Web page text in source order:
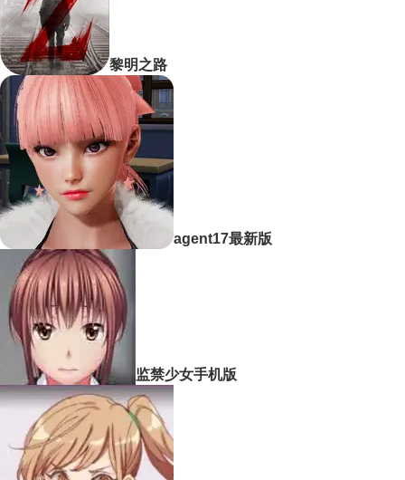
黎明之路
agent17最新版
监禁少女手机版